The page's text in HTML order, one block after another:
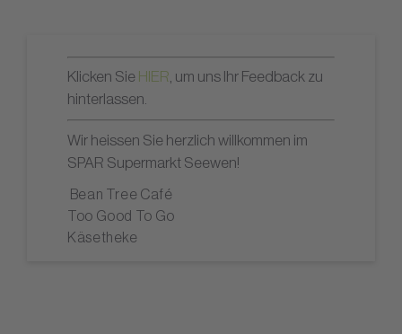
Klicken Sie HIER, um uns Ihr Feedback zu
hinterlassen.
Wir heissen Sie herzlich willkommen im
SPAR Supermarkt Seewen!
Bean Tree Café
Too Good To Go
Käsetheke